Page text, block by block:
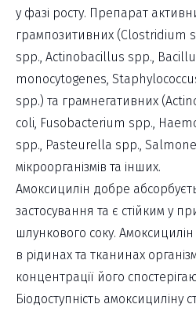
у фазі росту. Препарат
грампозитивних (Clostridium
spp., Actinobacillus spp.,
monocytogenes,
spp.) та грамнегативних
coli, Fusobacterium spp.,
spp., Pasteurella spp.,
мікроорганізмів та інших.
Амоксицилін добре
застосування та є стійким у
шлункового соку.
в рідинах та тканинах
концентрації його
Біодоступність амоксициліну